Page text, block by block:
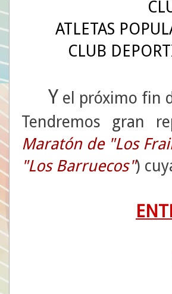
ATLETAS
CLUB
Y el próximo fin
Tendremos gran
Maratón de "Los
"Los Barruecos")